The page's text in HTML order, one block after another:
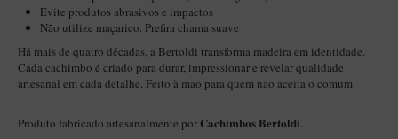
Cachimbos
Suportes
Isqueiros
Evite produtos abrasivos e impactos
Não utilize maçarico. Prefira chama suave
Há mais de quatro décadas, a Bertoldi transforma madeira em identidade.
Cada cachimbo é criado para durar, impressionar e revelar qualidade
artesanal em cada detalhe. Feito à mão para quem não aceita o comum.
Produto fabricado artesanalmente por Cachimbos Bertoldi.